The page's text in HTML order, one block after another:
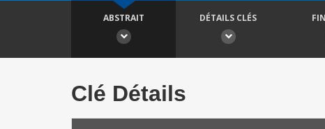
ABSTRAIT DÉTAILS CLÉS
Clé Détails